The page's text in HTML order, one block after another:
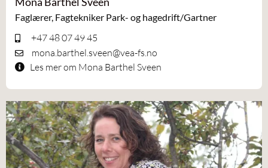
Faglærer, Fagtekniker Park- og hagedrift/Gartner
+47 48 07 49 45
mona.barthel.sveen@vea-fs.no
Les mer om Mona Barthel Sveen